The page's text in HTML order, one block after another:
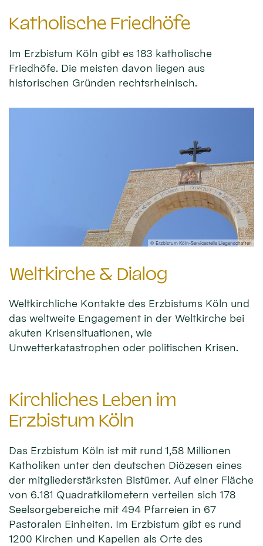
Katholische Friedhöfe
Im Erzbistum Köln gibt es 183 katholische
Friedhöfe. Die meisten davon liegen aus
historischen Gründen rechtsrheinisch.
© Erzbistum Köln-Servicestelle Liegenschaften
Weltkirche & Dialog
Weltkirchliche Kontakte des Erzbistums Köln und
das weltweite Engagement in der Weltkirche bei
akuten Krisensituationen, wie
Unwetterkatastrophen oder politischen Krisen.
Kirchliches Leben im
Erzbistum Köln
Das Erzbistum Köln ist mit rund 1,58 Millionen
Katholiken unter den deutschen Diözesen eines
der mitgliederstärksten Bistümer. Auf einer Fläche
von 6.181 Quadratkilometern verteilen sich 178
Seelsorgebereiche mit 494 Pfarreien in 67
Pastoralen Einheiten. Im Erzbistum gibt es rund
1200 Kirchen und Kapellen als Orte des